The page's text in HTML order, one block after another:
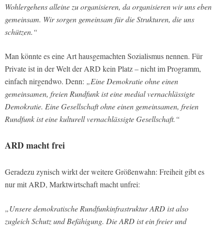
Wohlergehens alleine zu organisieren, da organisieren wir uns eben
gemeinsam. Wir sorgen gemeinsam für die Strukturen, die uns
schützen.“
Man könnte es eine Art hausgemachten Sozialismus nennen. Für
Private ist in der Welt der ARD kein Platz – nicht im Programm,
einfach nirgendwo. Denn: „Eine Demokratie ohne einen
gemeinsamen, freien Rundfunk ist eine medial vernachlässigte
Demokratie. Eine Gesellschaft ohne einen gemeinsamen, freien
Rundfunk ist eine kulturell vernachlässigte Gesellschaft.“
ARD macht frei
Geradezu zynisch wirkt der weitere Größenwahn: Freiheit gibt es
nur mit ARD, Marktwirtschaft macht unfrei:
„Unsere demokratische Rundfunkinfrastruktur ARD ist also
zugleich Schutz und Befähigung. Die ARD ist ein freier und